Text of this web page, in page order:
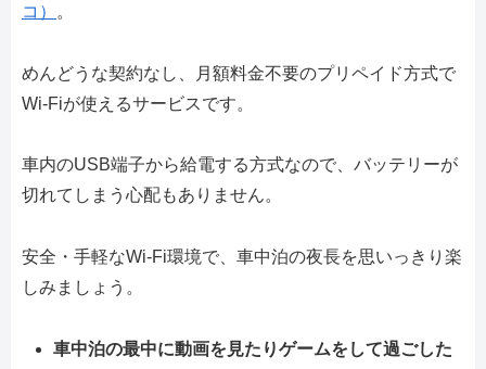
コ）
。
めんどうな契約なし、月額料金不要のプリペイド方式で
Wi-Fiが使えるサービスです。
車内のUSB端子から給電する方式なので、バッテリーが
切れてしまう心配もありません。
安全・手軽なWi-Fi環境で、車中泊の夜長を思いっきり楽
しみましょう。
車中泊の最中に動画を見たりゲームをして過ごした